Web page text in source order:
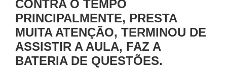
CONTRA O TEMPO
PRINCIPALMENTE, PRESTA
MUITA ATENÇÃO, TERMINOU DE
ASSISTIR A AULA, FAZ A
BATERIA DE QUESTÕES.